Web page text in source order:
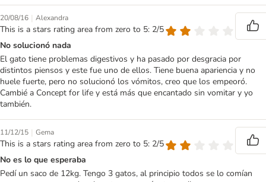
20/08/16 | Alexandra
This is a stars rating area from zero to 5: 2/5
No solucionó nada
El gato tiene problemas digestivos y ha pasado por desgracia por
distintos piensos y este fue uno de ellos. Tiene buena apariencia y no
huele fuerte, pero no solucionó los vómitos, creo que los empeoró.
Cambié a Concept for life y está más que encantado sin vomitar y yo
también.
11/12/15 | Gema
This is a stars rating area from zero to 5: 2/5
No es lo que esperaba
Pedí un saco de 12kg. Tengo 3 gatos, al principio todos se lo comían